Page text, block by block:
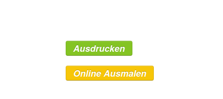
Ausdrucken
Online Ausmalen